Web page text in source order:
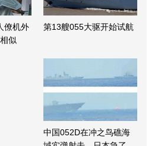
僚机外
似
第13艘055大驱开始试航
中国052D在冲之鸟礁海